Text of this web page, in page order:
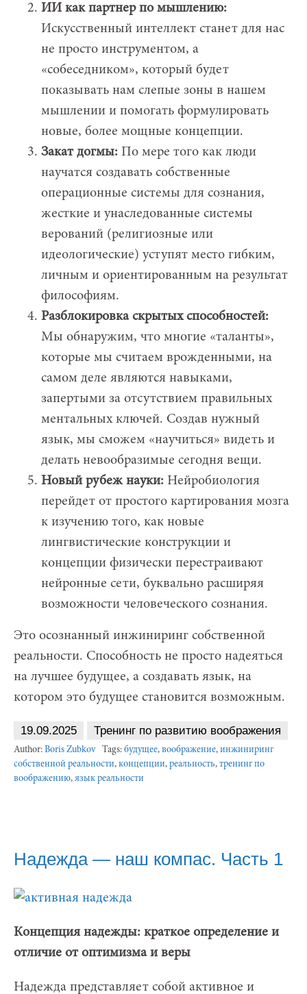
ИИ как партнер по мышлению:
Искусственный интеллект станет для нас
не просто инструментом, а
«собеседником», который будет
показывать нам слепые зоны в нашем
мышлении и помогать формулировать
новые, более мощные концепции.
Закат догмы: По мере того как люди
научатся создавать собственные
операционные системы для сознания,
жесткие и унаследованные системы
верований (религиозные или
идеологические) уступят место гибким,
личным и ориентированным на результат
философиям.
Разблокировка скрытых способностей:
Мы обнаружим, что многие «таланты»,
которые мы считаем врожденными, на
самом деле являются навыками,
запертыми за отсутствием правильных
ментальных ключей. Создав нужный
язык, мы сможем «научиться» видеть и
делать невообразимые сегодня вещи.
Новый рубеж науки: Нейробиология
перейдет от простого картирования мозга
к изучению того, как новые
лингвистические конструкции и
концепции физически перестраивают
нейронные сети, буквально расширяя
возможности человеческого сознания.
Это осознанный инжиниринг собственной
реальности. Способность не просто надеяться
на лучшее будущее, а создавать язык, на
котором это будущее становится возможным.
19.09.2025 Тренинг по развитию воображения
Author: Boris Zubkov Tags: будущее, воображение, инжиниринг
собственной реальности, концепции, реальность, тренинг по
воображению, язык реальности
Надежда — наш компас. Часть 1
Концепция надежды: краткое определение и
отличие от оптимизма и веры
Надежда представляет собой активное и